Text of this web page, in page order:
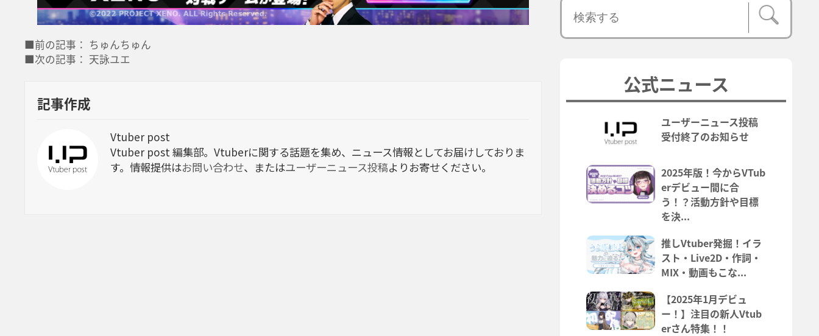
■前の記事： ちゅんちゅん
■次の記事： 天詠ユエ
記事作成
Vtuber post
Vtuber post 編集部。Vtuberに関する話題を集め、ニュース情報としてお届けしておりま
す。情報提供はお問い合わせ、またはユーザーニュース投稿よりお寄せください。
公式ニュース
ユーザーニュース投稿
受付終了のお知らせ
2025年版！今からVTub
erデビュー間に合
う！？活動方針や目標
を決...
推しVtuber発掘！イラ
スト・Live2D・作詞・
MIX・動画もこな...
【2025年1月デビュ
ー！】注目の新人Vtub
erさん特集！！